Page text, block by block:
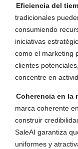
Eficiencia del
tradicionales
consumiendo
iniciativas
como el marketing
clientes
concentre en
Coherencia en la
marca coherente
construir
SaleAI garantiza
uniformes y